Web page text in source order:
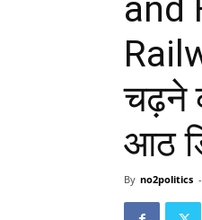
and
चढ़ने
आठ
By no2politics -